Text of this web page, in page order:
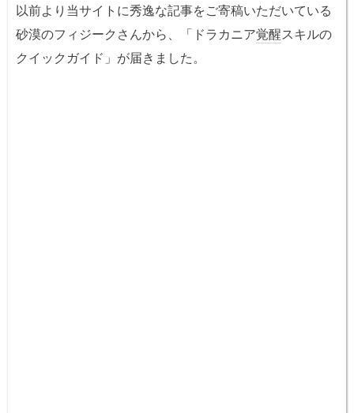
以前より当サイトに秀逸な記事をご寄稿いただいている
砂漠のフィジークさんから、「ドラカニア覚醒スキルの
クイックガイド」が届きました。